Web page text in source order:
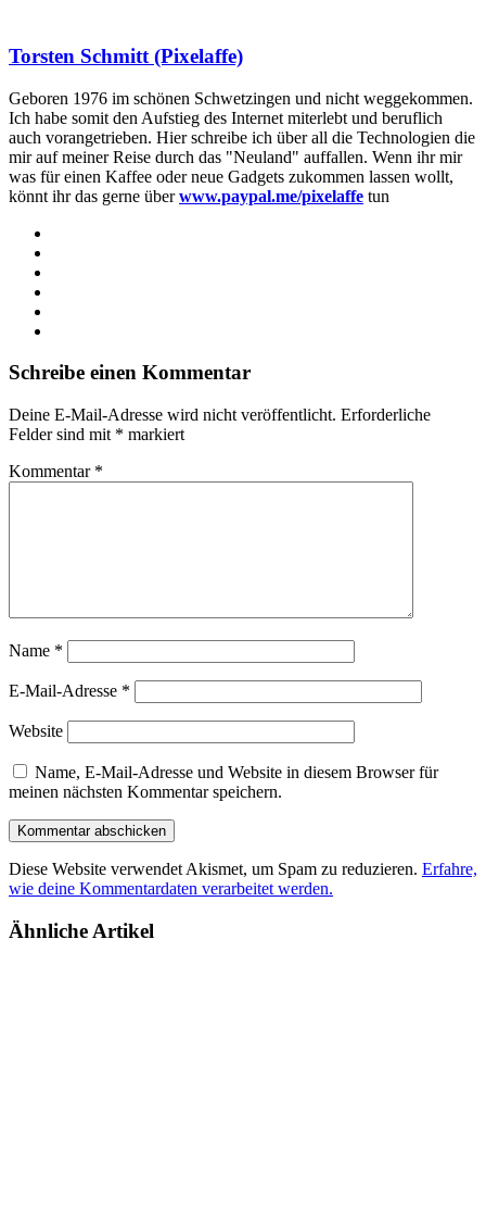
Torsten Schmitt (Pixelaffe)
Geboren 1976 im schönen Schwetzingen und nicht weggekommen.
Ich habe somit den Aufstieg des Internet miterlebt und beruflich
auch vorangetrieben. Hier schreibe ich über all die Technologien die
mir auf meiner Reise durch das "Neuland" auffallen. Wenn ihr mir
was für einen Kaffee oder neue Gadgets zukommen lassen wollt,
könnt ihr das gerne überwww.paypal.me/pixelaffe tun
Schreibe einen Kommentar
Deine E-Mail-Adresse wird nicht veröffentlicht. Erforderliche
Felder sind mit * markiert
Kommentar *
Name *
E-Mail-Adresse *
Website
Name, E-Mail-Adresse und Website in diesem Browser für
meinen nächsten Kommentar speichern.
Diese Website verwendet Akismet, um Spam zu reduzieren. Erfahre,
wie deine Kommentardaten verarbeitet werden.
Ähnliche Artikel